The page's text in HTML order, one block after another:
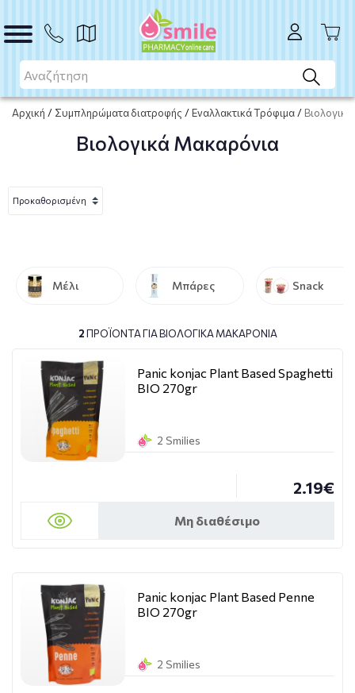
Αρχική / Συμπληρώματα διατροφής /Εναλλακτικά Τρόφιμα /
Βιολογικά Μακαρόνια
Μέλι Μπάρες Snack
2ΠΡΟΪΌΝΤΑ ΓΙΑ ΒΙΟΛΟΓΙΚΆ ΜΑΚΑΡΌΝΙΑ
Panic konjac Plant Based Spaghetti
ΒΙΟ 270gr
2 Smilies
2.19€
Μη διαθέσιμο
Panic konjac Plant Based Penne
ΒΙΟ 270gr
2 Smilies